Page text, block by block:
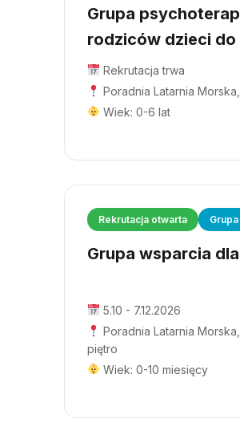
Grupa
rodziców dzieci do
Rekrutacja trwa
Poradnia Latarnia
Wiek: 0-6 lat
Rekrutacja otwarta
Grupa wsparcia
5.10 - 7.12.2026
Poradnia Latarnia
piętro
Wiek: 0-10 miesięcy